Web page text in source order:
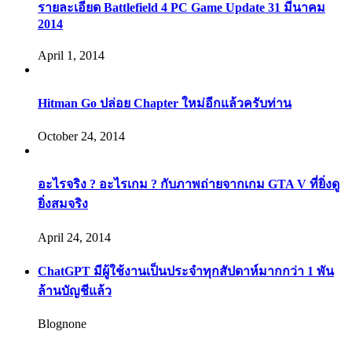
รายละเอียด Battlefield 4 PC Game Update 31 มีนาคม
2014
April 1, 2014
Hitman Go ปล่อย Chapter ใหม่อีกแล้วครับท่าน
October 24, 2014
อะไรจริง ? อะไรเกม ? กับภาพถ่ายจากเกม GTA V ที่ยิ่งดู
ยิ่งสมจริง
April 24, 2014
ChatGPT มีผู้ใช้งานเป็นประจำทุกสัปดาห์มากกว่า 1 พัน
ล้านบัญชีแล้ว
Blognone